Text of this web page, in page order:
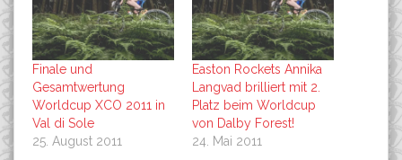
Finale und
Gesamtwertung
Worldcup XCO 2011 in
Val di Sole
25. August 2011
Easton Rockets Annika
Langvad brilliert mit 2.
Platz beim Worldcup
von Dalby Forest!
24. Mai 2011